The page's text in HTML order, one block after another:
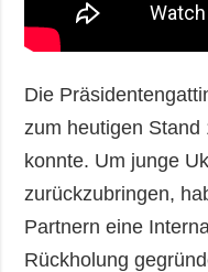
Die
zum heutigen Stand
konnte. Um junge
zurückzubringen,
Partnern eine
Rückholung